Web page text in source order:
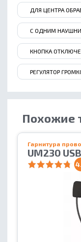
ДЛЯ ЦЕНТРА
С ОДНИМ
КНОПКА
РЕГУЛЯТОР
Похожие
Гарнитура
UM230 USB